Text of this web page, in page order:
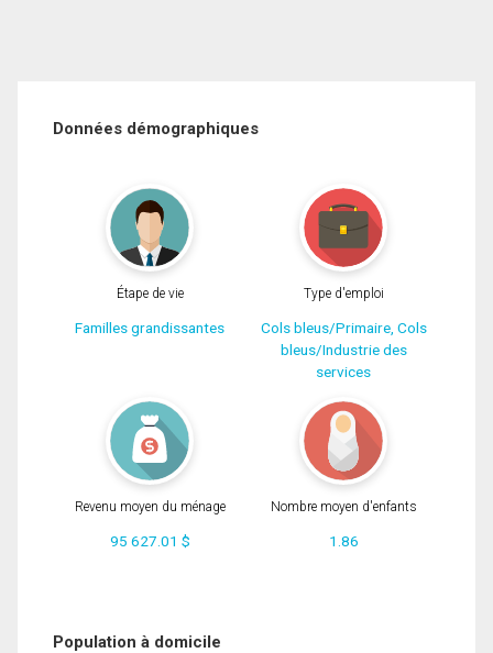
Données démographiques
Étape de vie
Familles grandissantes
Type d'emploi
Cols bleus/Primaire, Cols
bleus/Industrie des
services
Revenu moyen du ménage
95 627.01 $
Nombre moyen d'enfants
1.86
Population à domicile